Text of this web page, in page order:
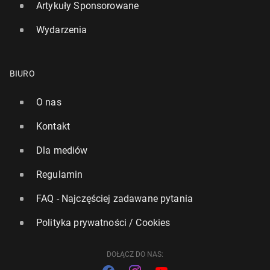
miej­scach, za­pło­nę­ły dwa znicze
Artykuły Sponsorowane
Wydarzenia
BIURO
O nas
Kontakt
Dla mediów
Regulamin
FAQ - Najczęściej zadawane pytania
Polityka prywatności / Cookies
DOŁĄCZ DO NAS: